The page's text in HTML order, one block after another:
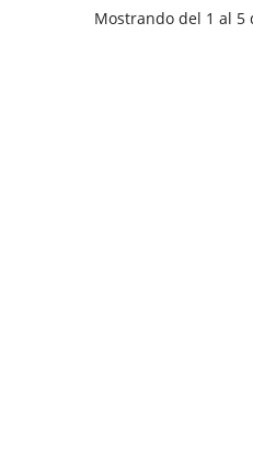
Mostrando del 1 al 5